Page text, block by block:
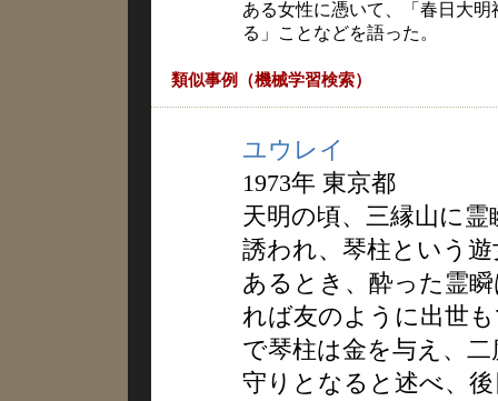
ある女性に憑いて、「春日大
る」ことなどを語った。
類似事例（機械学習検索）
ユウレイ
1973年 東京都
天明の頃、三縁山に
誘われ、琴柱という
あるとき、酔った霊
れば友のように出世
で琴柱は金を与え、
守りとなると述べ、